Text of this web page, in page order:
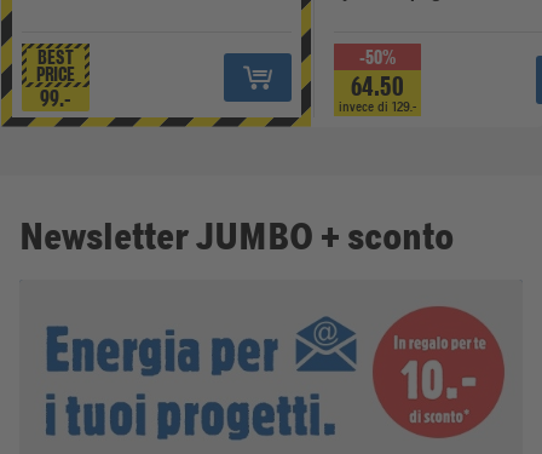
BEST
PRICE
99.-
-50%
64.50
invece di 129.-
Newsletter JUMBO + sconto